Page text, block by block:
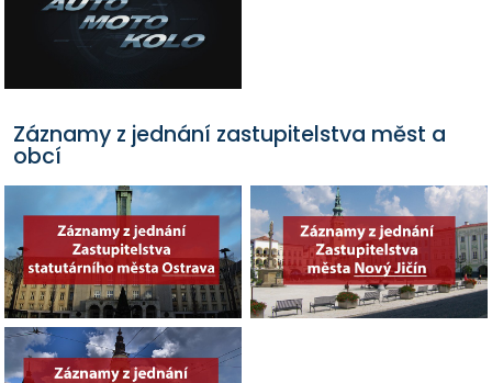
Záznamy z jednání zastupitelstva měst a
obcí